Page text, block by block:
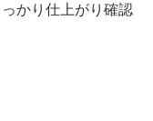
かり仕上がり確認